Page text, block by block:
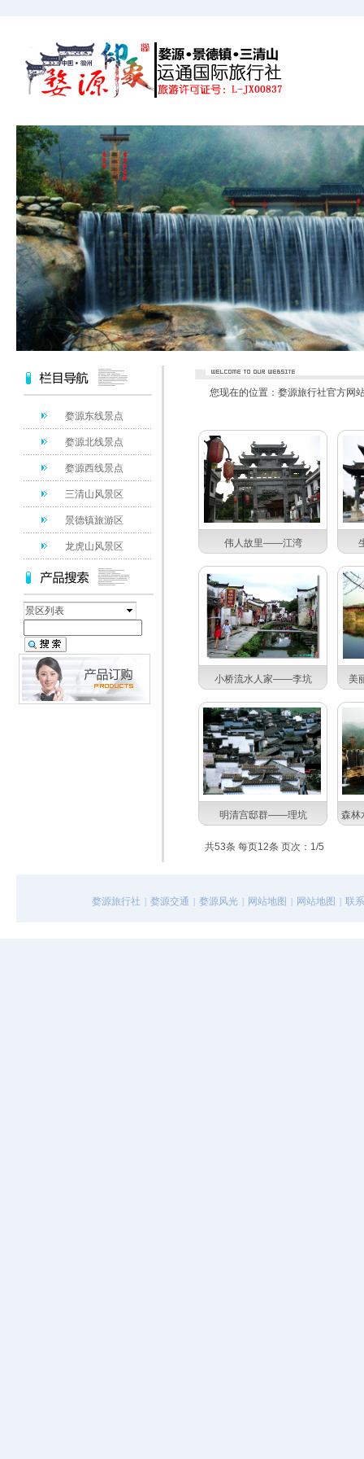
伟人故里——江湾
小桥流水人家——李坑 美
明清宫邸群——理坑 森
共53条 每页12条 页次：1/5
您现在的位置： 婺源旅行社官方网
景区列表
婺源东线景点
婺源北线景点
婺源西线景点
三清山风景区
景德镇旅游区
龙虎山风景区
婺源旅行社 | 婺源交通 | 婺源风光 | 网站地图 | 网站地图 | 联